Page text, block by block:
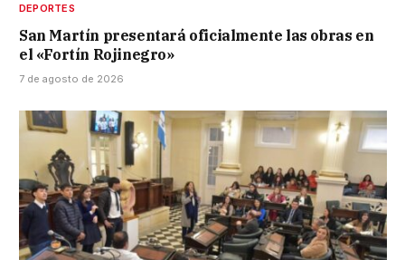
DEPORTES
San Martín presentará oficialmente las obras en
el «Fortín Rojinegro»
7 de agosto de 2026